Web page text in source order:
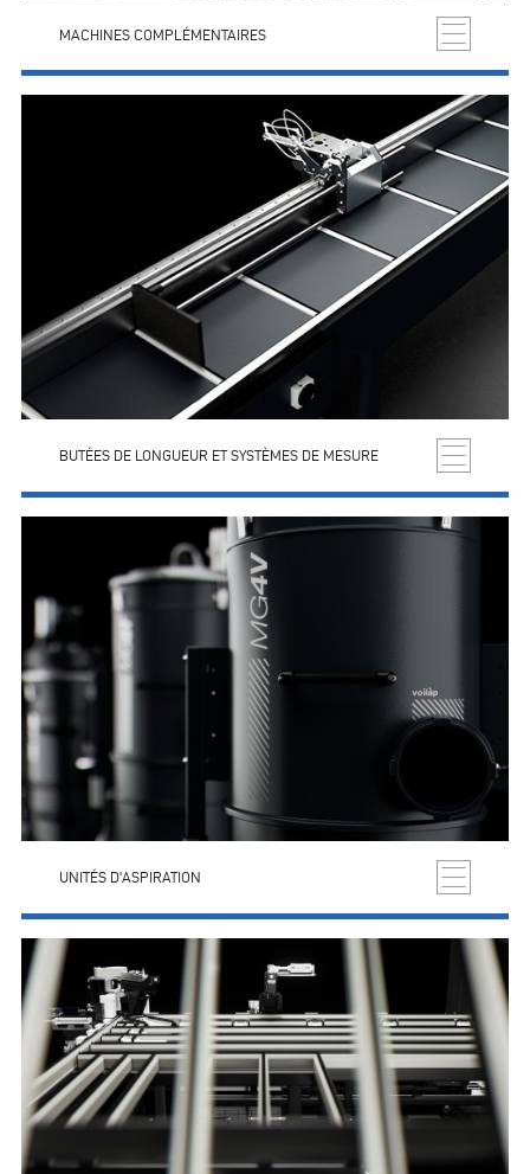
MACHINES COMPLÉMENTAIRES
BUTÉES DE LONGUEUR ET SYSTÈMES DE MESURE
UNITÉS D'ASPIRATION